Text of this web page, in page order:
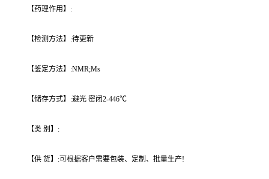
【药理作用】:
【检测方法】:待更新
【鉴定方法】:NMR;Ms
【储存方式】:避光 密闭2-446℃
【类 别】:
【供 货】:可根据客户需要包装、定制、批量生产!